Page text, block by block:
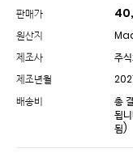
판매가
원산지
제조사
주
제조년월
배송비
총
됩
됨)